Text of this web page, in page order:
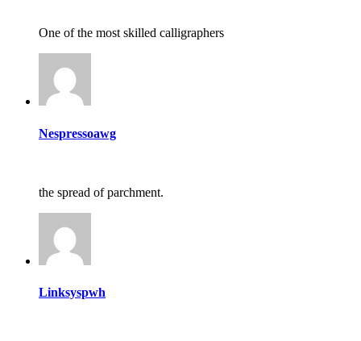
One of the most skilled calligraphers
Nespressoawg
the spread of parchment.
Linksyspwh